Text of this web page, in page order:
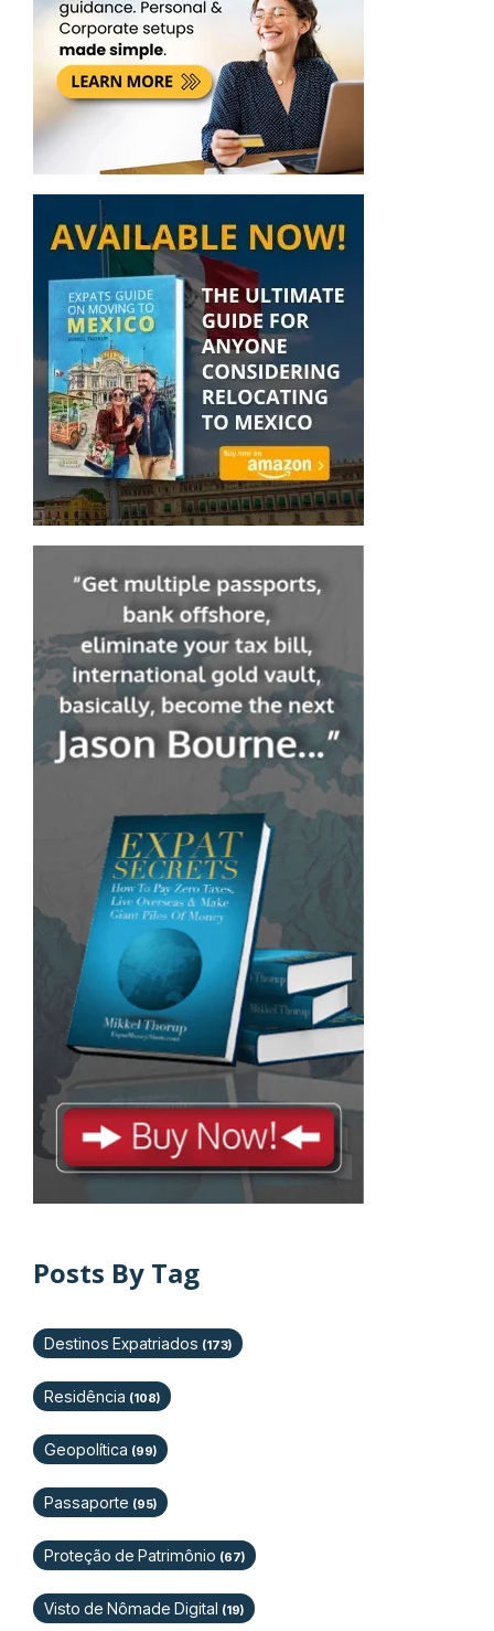
Posts By Tag
Destinos Expatriados (173)
Residência (108)
Geopolítica (99)
Passaporte (95)
Proteção de Patrimônio (67)
Visto de Nômade Digital (19)